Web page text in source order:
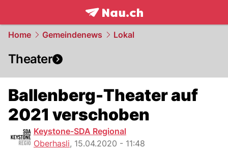
frontpage.NAU.ch
Home Gemeindenews Lokal
Theater
Ballenberg-Theater auf
2021 verschoben
Keystone-SDA Regional
Oberhasli, 15.04.2020 - 11:48